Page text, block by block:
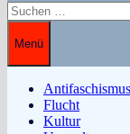
Suchen
nach:
Menü
Antifaschismus
Flucht
Kultur